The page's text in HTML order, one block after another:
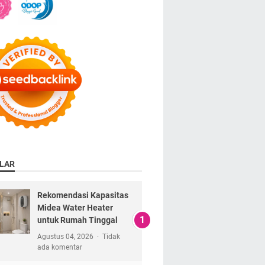
Rekomendasi Kapasitas
Midea Water Heater
untuk Rumah Tinggal
Agustus 04, 2026
Tidak
ada komentar